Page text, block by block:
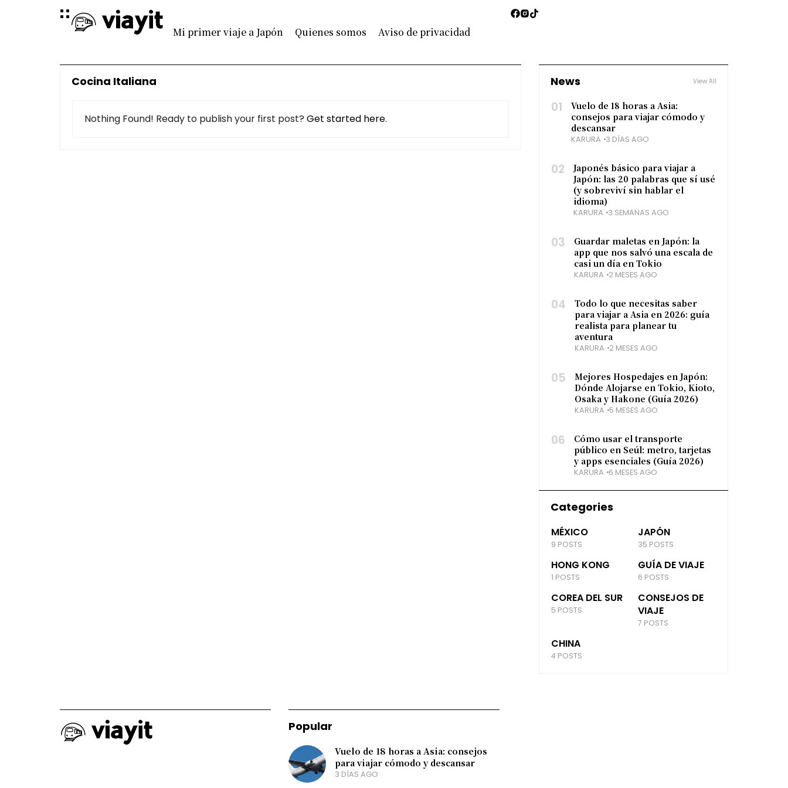
Mi primer viaje a Japón Quienes somos Aviso de privacidad
Cocina Italiana
Nothing Found! Ready to publish your first post? Get started here.
News View All
01
Vuelo de 18 horas a Asia:
consejos para viajar cómodo y
descansar
KARURA 3 DÍAS AGO
02
Japonés básico para viajar a
Japón: las 20 palabras que sí usé
(y sobreviví sin hablar el
idioma)
KARURA 3 SEMANAS AGO
03
Guardar maletas en Japón: la
app que nos salvó una escala de
casi un día en Tokio
KARURA 2 MESES AGO
04
Todo lo que necesitas saber
para viajar a Asia en 2026: guía
realista para planear tu
aventura
KARURA 2 MESES AGO
05
Mejores Hospedajes en Japón:
Dónde Alojarse en Tokio, Kioto,
Osaka y Hakone (Guía 2026)
KARURA 5 MESES AGO
06
Cómo usar el transporte
público en Seúl: metro, tarjetas
y apps esenciales (Guía 2026)
KARURA 6 MESES AGO
Categories
MÉXICO
9 POSTS
JAPÓN
35 POSTS
HONG KONG
1 POSTS
GUÍA DE VIAJE
6 POSTS
COREA DEL SUR
5 POSTS
CONSEJOS DE
VIAJE
7 POSTS
CHINA
4 POSTS
Popular
Vuelo de 18 horas a Asia: consejos
para viajar cómodo y descansar
3 DÍAS AGO